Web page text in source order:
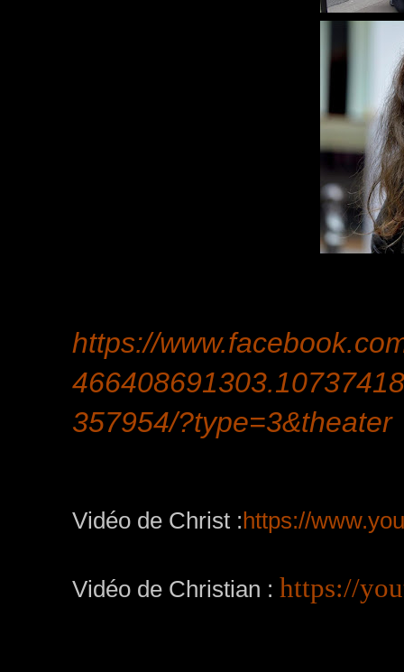
https://
357954/?type=3&theater
Vidéo de Christ : https://
Vidéo de Christian : https://